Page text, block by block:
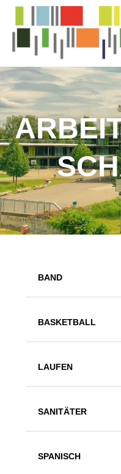
BAND
BASKETBALL
LAUFEN
SANITÄTER
SPANISCH